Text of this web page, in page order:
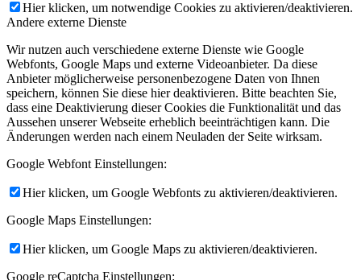
Hier klicken, um notwendige Cookies zu aktivieren/deaktivieren.
Andere externe Dienste
Wir nutzen auch verschiedene externe Dienste wie Google
Webfonts, Google Maps und externe Videoanbieter. Da diese
Anbieter möglicherweise personenbezogene Daten von Ihnen
speichern, können Sie diese hier deaktivieren. Bitte beachten Sie,
dass eine Deaktivierung dieser Cookies die Funktionalität und das
Aussehen unserer Webseite erheblich beeinträchtigen kann. Die
Änderungen werden nach einem Neuladen der Seite wirksam.
Google Webfont Einstellungen:
Hier klicken, um Google Webfonts zu aktivieren/deaktivieren.
Google Maps Einstellungen:
Hier klicken, um Google Maps zu aktivieren/deaktivieren.
Google reCaptcha Einstellungen: